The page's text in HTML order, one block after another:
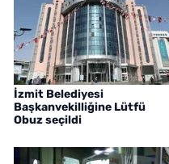
İzmit Belediyesi
Başkanvekilliğine Lütfü
Obuz seçildi